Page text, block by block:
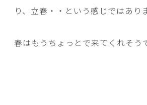
り、立春・・という感じではあり
春はもうちょっとで来てくれそう